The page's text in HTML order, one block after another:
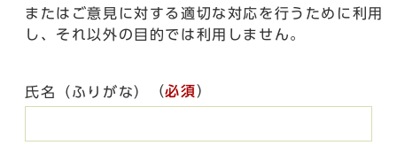
またはご意見に対する適切な対応を行うために利用
し、それ以外の目的では利用しません。
氏名（ふりがな） （必須）